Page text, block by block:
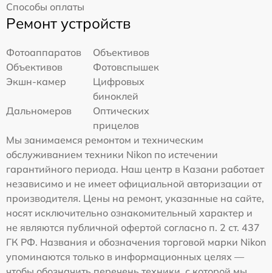
Способы оплаты
Ремонт устройств
Фотоаппаратов
Объективов
Объективов
Фотовспышек
Экшн-камер
Цифровых
биноклей
Дальномеров
Оптических
прицелов
Мы занимаемся ремонтом и техническим
обслуживанием техники Nikon по истечении
гарантийного периода. Наш центр в Казани работает
независимо и не имеет официальной авторизации от
производителя. Цены на ремонт, указанные на сайте,
носят исключительно ознакомительный характер и
не являются публичной офертой согласно п. 2 ст. 437
ГК РФ. Названия и обозначения торговой марки Nikon
упоминаются только в информационных целях —